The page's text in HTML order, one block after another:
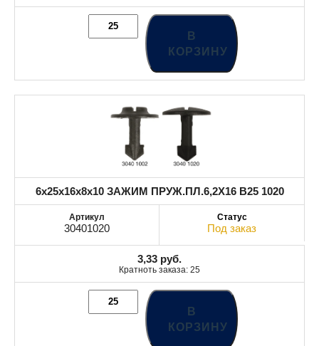
В
КОРЗИНУ
6x25x16x8x10 ЗАЖИМ ПРУЖ.ПЛ.6,2X16 B25 1020
30401020 Под заказ
3,33 руб.
Кратноть заказа: 25
В
КОРЗИНУ